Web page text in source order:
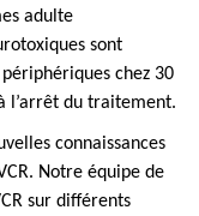
adulte
sont
chez 30
l’arrêt du traitement.
connaissances
Notre équipe de
sur différents